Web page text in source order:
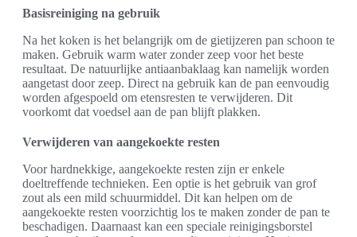
Basisreiniging na gebruik
Na het koken is het belangrijk om de gietijzeren pan schoon te
maken. Gebruik warm water zonder zeep voor het beste
resultaat. De natuurlijke antiaanbaklaag kan namelijk worden
aangetast door zeep. Direct na gebruik kan de pan eenvoudig
worden afgespoeld om etensresten te verwijderen. Dit
voorkomt dat voedsel aan de pan blijft plakken.
Verwijderen van aangekoekte resten
Voor hardnekkige, aangekoekte resten zijn er enkele
doeltreffende technieken. Een optie is het gebruik van grof
zout als een mild schuurmiddel. Dit kan helpen om de
aangekoekte resten voorzichtig los te maken zonder de pan te
beschadigen. Daarnaast kan een speciale reinigingsborstel